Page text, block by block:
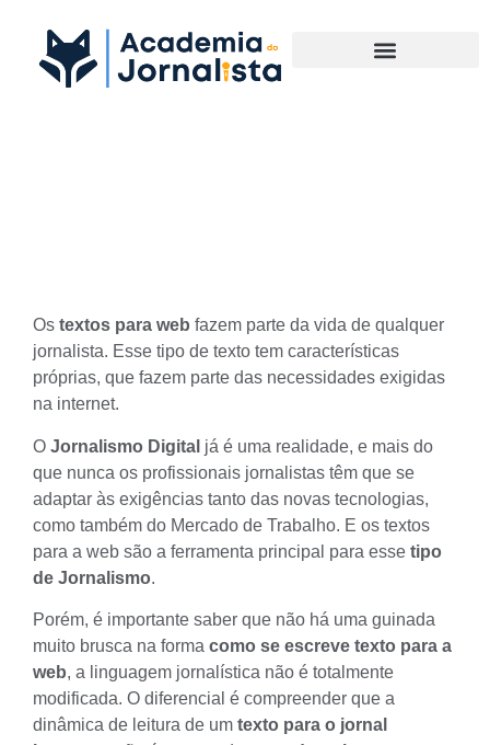
Os textos para web fazem parte da vida de qualquer
jornalista. Esse tipo de texto tem características
próprias, que fazem parte das necessidades exigidas
na internet.
O Jornalismo Digital já é uma realidade, e mais do
que nunca os profissionais jornalistas têm que se
adaptar às exigências tanto das novas tecnologias,
como também do Mercado de Trabalho. E os textos
para a web são a ferramenta principal para esse tipo
de Jornalismo.
Porém, é importante saber que não há uma guinada
muito brusca na forma como se escreve texto para a
web, a linguagem jornalística não é totalmente
modificada. O diferencial é compreender que a
dinâmica de leitura de um texto para o jornal